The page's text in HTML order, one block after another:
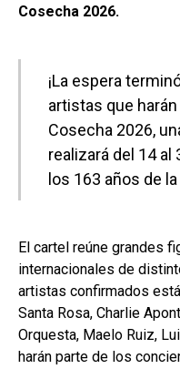
Cosecha 2026.
¡La espera
artistas que
Cosecha 2026,
realizará del 14
los 163 años de
El cartel reúne grandes
internacionales de
artistas confirmados
Santa Rosa, Charlie
Orquesta, Maelo Ruiz,
harán parte de los